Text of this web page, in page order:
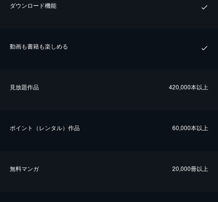
ダウンロード機能
動画も書籍も楽しめる
⾒放題作品 420,000本以上
ポイント（レンタル）作品 60,000本以上
無料マンガ 20,000冊以上